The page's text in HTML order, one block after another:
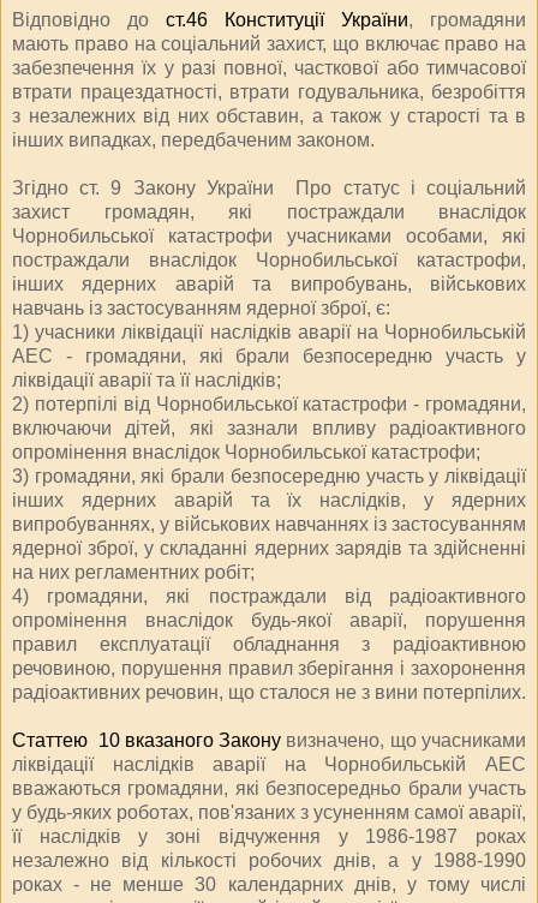
Відповідно до ст.46 Конституції України, громадяни
мають право на соціальний захист, що включає право на
забезпечення їх у разі повної, часткової або тимчасової
втрати працездатності, втрати годувальника, безробіття
з незалежних від них обставин, а також у старості та в
інших випадках, передбаченим законом.
Згідно ст. 9 Закону України Про статус і соціальний
захист громадян, які постраждали внаслідок
Чорнобильської катастрофи учасниками особами, які
постраждали внаслідок Чорнобильської катастрофи,
інших ядерних аварій та випробувань, військових
навчань із застосуванням ядерної зброї, є:
1) учасники ліквідації наслідків аварії на Чорнобильській
АЕС - громадяни, які брали безпосередню участь у
ліквідації аварії та її наслідків;
2) потерпілі від Чорнобильської катастрофи - громадяни,
включаючи дітей, які зазнали впливу радіоактивного
опромінення внаслідок Чорнобильської катастрофи;
3) громадяни, які брали безпосередню участь у ліквідації
інших ядерних аварій та їх наслідків, у ядерних
випробуваннях, у військових навчаннях із застосуванням
ядерної зброї, у складанні ядерних зарядів та здійсненні
на них регламентних робіт;
4) громадяни, які постраждали від радіоактивного
опромінення внаслідок будь-якої аварії, порушення
правил експлуатації обладнання з радіоактивною
речовиною, порушення правил зберігання і захоронення
радіоактивних речовин, що сталося не з вини потерпілих.
Статтею 10 вказаного Закону визначено, що учасниками
ліквідації наслідків аварії на Чорнобильській АЕС
вважаються громадяни, які безпосередньо брали участь
у будь-яких роботах, пов'язаних з усуненням самої аварії,
її наслідків у зоні відчуження у 1986-1987 роках
незалежно від кількості робочих днів, а у 1988-1990
роках - не менше 30 календарних днів, у тому числі